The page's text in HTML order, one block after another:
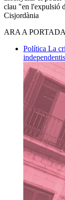
clau "en l'expulsió
Cisjordània
ARA A PORTADA
Política La